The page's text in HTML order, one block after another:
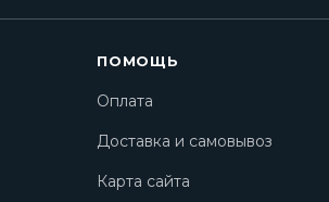
ПОМОЩЬ
Оплата
Доставка и самовывоз
Карта сайта